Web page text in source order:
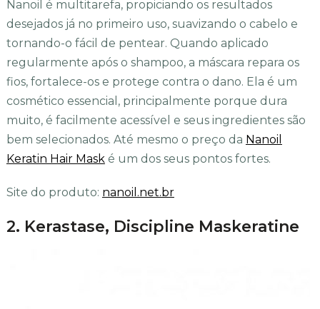
Nanoil é multitarefa, propiciando os resultados
desejados já no primeiro uso, suavizando o cabelo e
tornando-o fácil de pentear. Quando aplicado
regularmente após o shampoo, a máscara repara os
fios, fortalece-os e protege contra o dano. Ela é um
cosmético essencial, principalmente porque dura
muito, é facilmente acessível e seus ingredientes são
bem selecionados. Até mesmo o preço da Nanoil
Keratin Hair Maské um dos seus pontos fortes.
Site do produto: nanoil.net.br
2. Kerastase, Discipline Maskeratine